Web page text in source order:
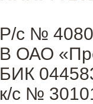
Р/с №
В ОАО
БИК
к/с №